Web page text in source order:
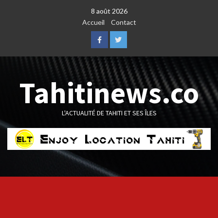
8 août 2026
Accueil
Contact
FacebookTwitter
Tahitinews.co
L'ACTUALITÉ DE TAHITI ET SES ÎLES